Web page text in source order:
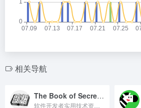
相关导航
The Book of Secret Knowledge